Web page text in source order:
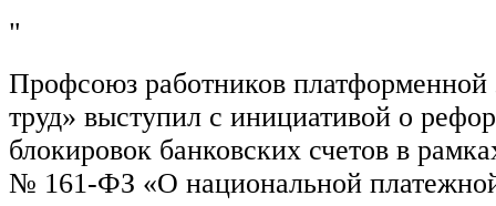
"
Профсоюз работников
труд» выступил с инициативой о
блокировок банковских счетов в
№ 161-ФЗ «О национальной